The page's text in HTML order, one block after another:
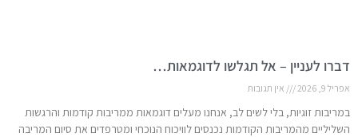
דברו לעניין – אל תגלשו לדוגמאות…
אפריל 9, 2026 אין תגובות
במריבות זוגיות, בלי לשים לב, אנחנו מעלים דוגמאות ממריבות קודמות והרגשות
השליליים מהמריבות הקודמות נכנסים לוויכוח הנוכחי ומטרפדים את סיום המריבה